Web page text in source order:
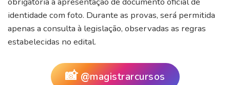
identidade com foto. Durante as provas, será permitida
apenas a consulta à legislação, observadas as regras
estabelecidas no edital.
📸 @magistrarcursos